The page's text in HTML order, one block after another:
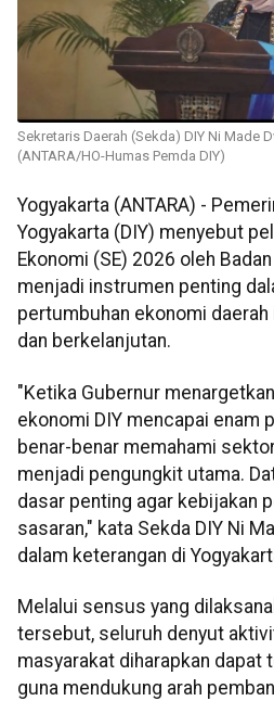
Sekretaris Daerah (Sekda) DIY Ni Made
(ANTARA/HO-Humas Pemda DIY)
Yogyakarta (ANTARA) -
Yogyakarta (DIY) menyebut
Ekonomi (SE) 2026 oleh
menjadi instrumen penting
pertumbuhan ekonomi daerah
dan berkelanjutan.
"Ketika Gubernur
ekonomi DIY mencapai enam
benar-benar memahami
menjadi pengungkit utama.
dasar penting agar kebijakan
sasaran," kata Sekda DIY Ni
dalam keterangan di
Melalui sensus yang
tersebut, seluruh denyut
masyarakat diharapkan dapat
guna mendukung arah